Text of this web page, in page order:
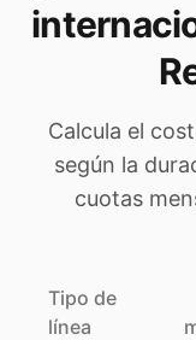
Calcula el
según la
cuotas
Tipo de
línea